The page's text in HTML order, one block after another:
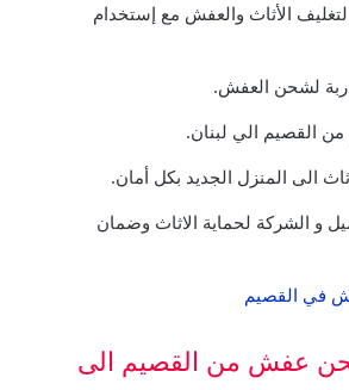
الأثاث والعفش مع إستخدام
لشحن العفش.
القصيم الي لبنان.
الى المنزل الجديد بكل أمان.
و الشركة لحماية الاثاث وضمان
في القصيم
عفش من القصيم الى